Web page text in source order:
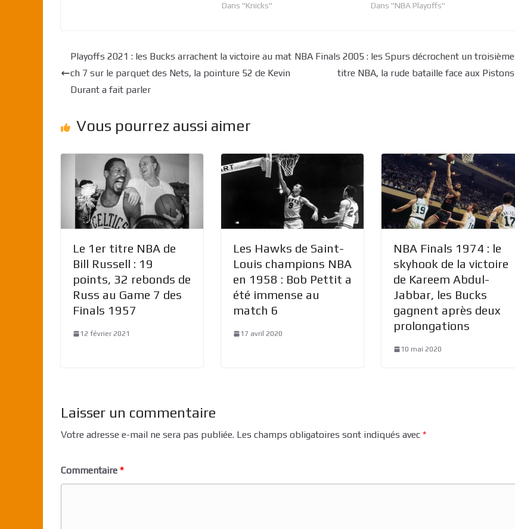
Dans "Knicks"
Dans "NBA Playoffs"
Playoffs 2021 : les Bucks arrachent la victoire au mat
ch 7 sur le parquet des Nets, la pointure 52 de Kevin
Durant a fait parler
NBA Finals 2005 : les Spurs décrochent un troisième
titre NBA, la rude bataille face aux Pistons
Vous pourrez aussi aimer
Le 1er titre NBA de
Bill Russell : 19
points, 32 rebonds de
Russ au Game 7 des
Finals 1957
12 février 2021
Les Hawks de Saint-
Louis champions NBA
en 1958 : Bob Pettit a
été immense au
match 6
17 avril 2020
NBA Finals 1974 : le
skyhook de la victoire
de Kareem Abdul-
Jabbar, les Bucks
gagnent après deux
prolongations
10 mai 2020
Laisser un commentaire
Votre adresse e-mail ne sera pas publiée. Les champs obligatoires sont indiqués avec *
Commentaire *